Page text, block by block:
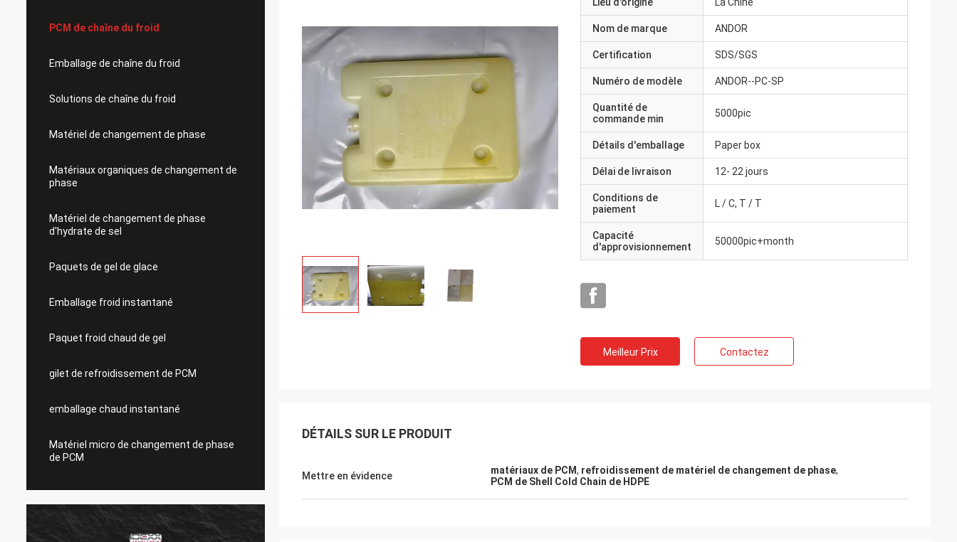
PCM de chaîne du froid
Emballage de chaîne du froid
Solutions de chaîne du froid
Matériel de changement de phase
Matériaux organiques de changement de
phase
Matériel de changement de phase
d'hydrate de sel
Paquets de gel de glace
Emballage froid instantané
Paquet froid chaud de gel
gilet de refroidissement de PCM
emballage chaud instantané
Matériel micro de changement de phase
de PCM
Nom de marque ANDOR
Certification SDS/SGS
Numéro de modèle ANDOR--PC-SP
Quantité de
commande min
5000pic
Détails d'emballage Paper box
Délai de livraison 12- 22 jours
Conditions de
paiement
L / C, T / T
Capacité
d'approvisionnement
50000pic+month
Meilleur Prix Contactez
DÉTAILS SUR LE PRODUIT
Mettre en évidence matériaux de PCM, refroidissement de matériel de changement de phase,
PCM de Shell Cold Chain de HDPE